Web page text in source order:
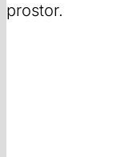
prostor.